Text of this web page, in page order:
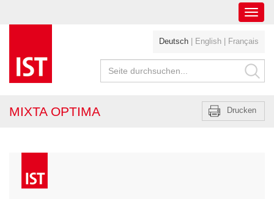
Deutsch English Français
MIXTA OPTIMA Drucken